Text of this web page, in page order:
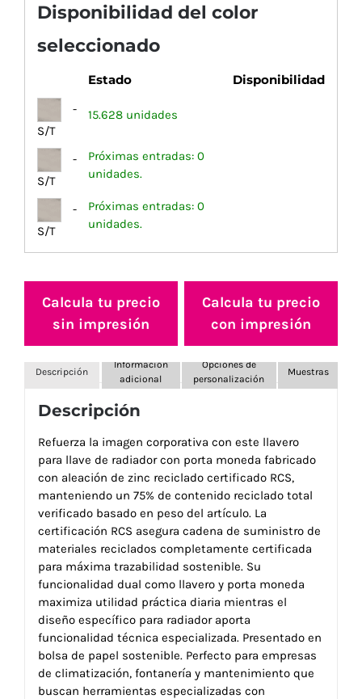
Disponibilidad del color
seleccionado
Estado Disponibilidad
-
S/T
15.628 unidades
-
S/T
Próximas entradas: 0
unidades.
-
S/T
Próximas entradas: 0
unidades.
Calcula tu precio
sin impresión
Calcula tu precio
con impresión
Descripción
Información
adicional
Opciones de
personalización
Muestras
Descripción
Refuerza la imagen corporativa con este llavero
para llave de radiador con porta moneda fabricado
con aleación de zinc reciclado certificado RCS,
manteniendo un 75% de contenido reciclado total
verificado basado en peso del artículo. La
certificación RCS asegura cadena de suministro de
materiales reciclados completamente certificada
para máxima trazabilidad sostenible. Su
funcionalidad dual como llavero y porta moneda
maximiza utilidad práctica diaria mientras el
diseño específico para radiador aporta
funcionalidad técnica especializada. Presentado en
bolsa de papel sostenible. Perfecto para empresas
de climatización, fontanería y mantenimiento que
buscan herramientas especializadas con